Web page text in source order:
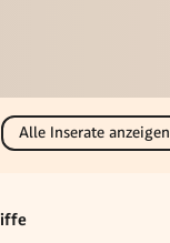
Alle Inserate anzeigen